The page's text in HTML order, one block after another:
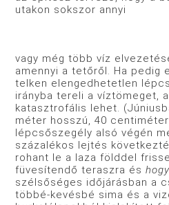
utakon sokszor annyi
vagy még több víz
amennyi a tetőről. Ha pedig
telken elengedhetetlen
irányba tereli a víztömeget,
katasztrofális lehet.
méter hosszú, 40
lépcsőszegély alsó végén
százalékos lejtés
rohant le a laza földdel
füvesítendő teraszra és
szélsőséges időjárásban a
többé-kevésbé sima és a